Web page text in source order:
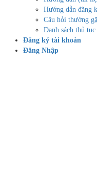
Hướng dẫn đăng
Câu hỏi thường
Danh sách thủ tục
Đăng ký tài khoản
Đăng Nhập